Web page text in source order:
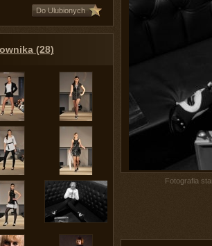
Do Ulubionych
(28)
Fotografia